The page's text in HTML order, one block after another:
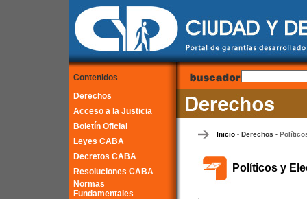
Contenidos
Derechos
Acceso a la Justicia
Boletín Oficial
Leyes CABA
Decretos CABA
Resoluciones CABA
Normas
Fundamentales
Inicio- Derechos -
Políticos y